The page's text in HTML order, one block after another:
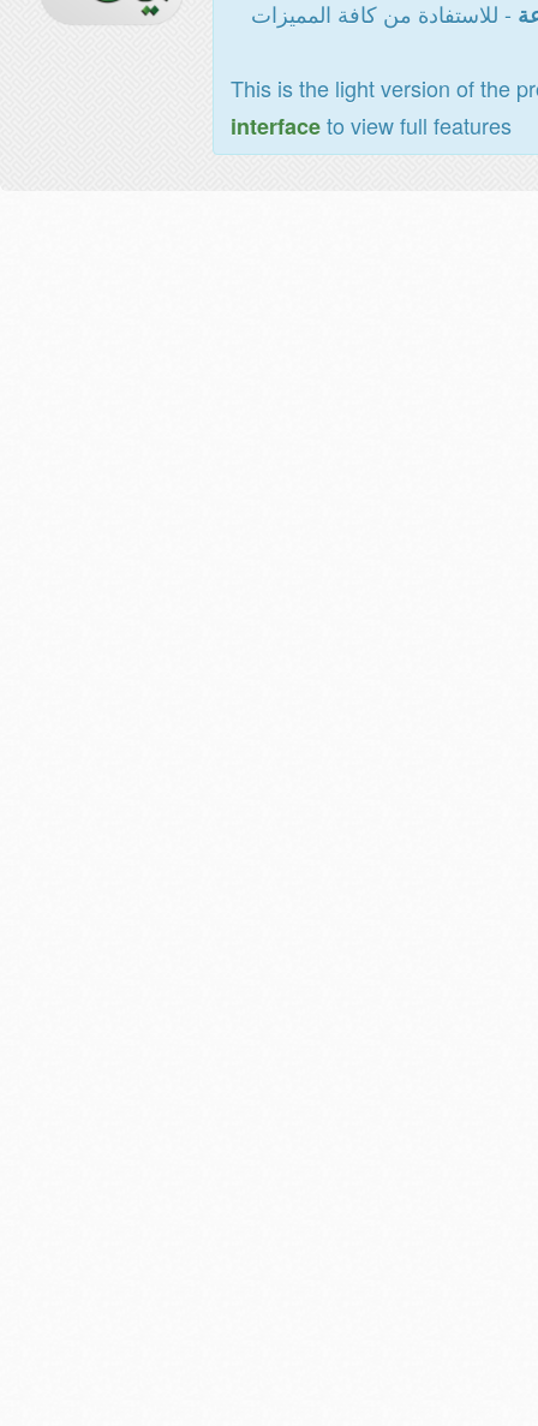
- للاستفادة من كافة المميزات
This is the light version of the
interfaceto view full features